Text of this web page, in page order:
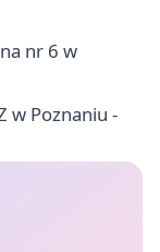
nr 6 w
w Poznaniu -